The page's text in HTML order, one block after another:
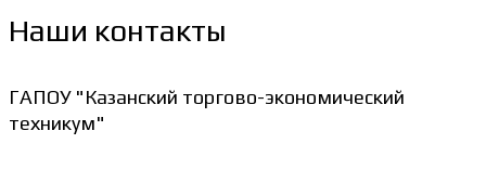
Наши контакты
ГАПОУ "Казанский торгово-экономический
техникум"